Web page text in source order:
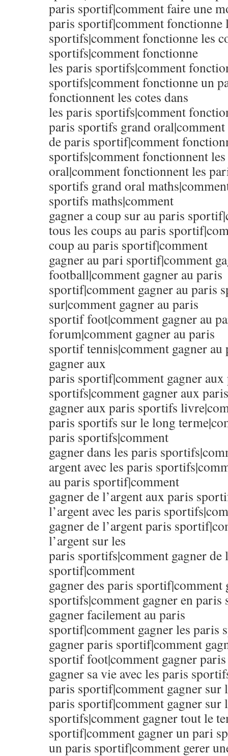
paris sportif|comment faire une
paris sportif|comment fonctionne
sportifs|comment fonctionne les
sportifs|comment fonctionne
les paris sportifs|comment
sportifs|comment fonctionne un
fonctionnent les cotes dans
les paris sportifs|comment
paris sportifs grand
de paris sportif|comment
sportifs|comment fonctionnent
oral|comment fonctionnent les
sportifs grand oral
sportifs maths|comment
gagner a coup sur au paris
tous les coups au paris
coup au paris sportif|comment
gagner au pari sportif|comment
football|comment gagner au paris
sportif|comment gagner au paris
sur|comment gagner au paris
sportif foot|comment gagner au
forum|comment gagner au paris
sportif tennis|comment gagner
gagner aux
paris sportif|comment gagner aux
sportifs|comment gagner aux
gagner aux paris sportifs
paris sportifs sur le long
paris sportifs|comment
gagner dans les paris
argent avec les paris
au paris sportif|comment
gagner de l’argent aux paris
l’argent avec les paris
gagner de l’argent paris
l’argent sur les
paris sportifs|comment gagner de
sportif|comment
gagner des paris sportif|comment
sportifs|comment gagner en
gagner facilement au paris
sportif|comment gagner les paris
gagner paris sportif|comment
sportif foot|comment gagner
gagner sa vie avec les paris
paris sportif|comment gagner sur
paris sportif|comment gagner sur
sportifs|comment gagner tout le
sportif|comment gagner un pari
un paris sportif|comment gerer